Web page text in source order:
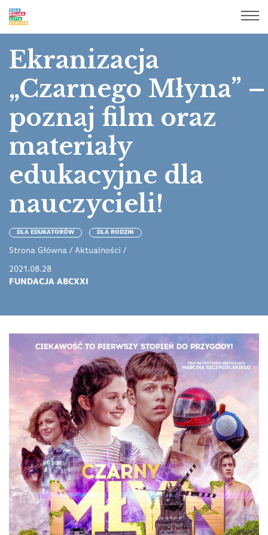
Ekranizacja
„Czarnego Młyna” –
poznaj film oraz
materiały
edukacyjne dla
nauczycieli!
DLA EDUKATORÓW DLA RODZIN
Strona Główna / Aktualności /
2021.08.28
FUNDACJA ABCXXI